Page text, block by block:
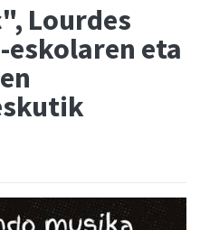
Lourdes
eta